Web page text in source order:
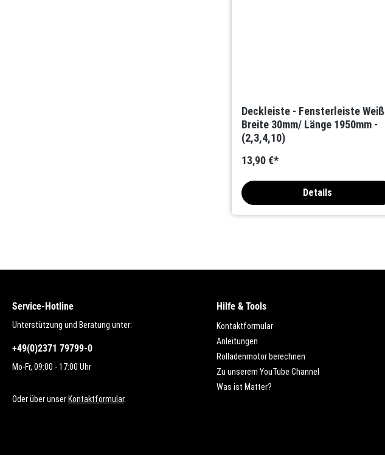
Deckleiste - Fensterleiste Weiß
Breite 30mm/ Länge 1950mm -
(2,3,4,10)
13,90 €*
Details
Service-Hotline
Unterstützung und Beratung unter:
+49(0)2371 79799-0
Mo-Fr, 09:00 - 17:00 Uhr
Oder über unser Kontaktformular.
Hilfe & Tools
Kontaktformular
Anleitungen
Rolladenmotor berechnen
Zu unserem YouTube Channel
Was ist Matter?